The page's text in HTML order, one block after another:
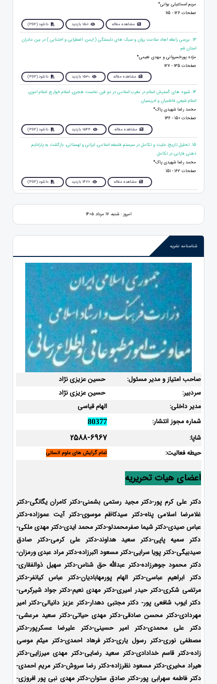
مریم اسماعیلی بوانی*
صفحات 126 - 115
مشاهده مقاله 1501 بازدید دانلود (PDF)
13. بررسی رابطه ابعاد سلامت روان و سبک های دلبستگی ( ایمن، اضطرابی و اجتنابی ) در بین مادران
استان قم
مژده پورخسروانی و مهدی نعیمی*
صفحات 135 - 127
مشاهده مقاله 1530 بازدید دانلود (PDF)
14. شیوه های گسترش اسلام در مغرب اسلامی در دو قرن نخست هجری، اسلام خوارج، اسلام اموی،
اسلام شیعی فاطمیان و ادریسیان
محمد رضا شهیدی پاک*
صفحات 150 - 136
مشاهده مقاله 1544 بازدید دانلود (PDF)
15. تحلیل تاریخ، علیت و تکامل در سیستم فلسفه اسلامی، ایرانی و لهستانی، بازگشت به پارادایم
ذهنی فارابی در تکامل
محمد رضا شهیدی پاک*
صفحات 162 - 151
مشاهده مقاله 1472 بازدید دانلود (PDF)
امروز : شنبه، ۱۷ مرداد ۱۴۰۵
شناسنامه نشریه
صاحب امتیاز و مدیر مسئول:
حسین عزیزی نژاد
سردبیر:
حسین عزیزی نژاد
مدیر داخلی:
الهام قیاسی
شماره مجوز انتشار:
80377
شاپا: 2588-6967
حیطه فعالیت: تمام گرایش های علوم انسانی
اعضای هیات تحریریه
دکتر علی کرم پور-دکتر مجید رستمی بشمنی-دکتر کامران یگانگی-دکتر
غلامرضا اسلامی پناه-دکتر سیدکاظم موسوی-دکتر آیت عموزاده-دکتر
عباس صیدی-دکتر شیما صفرمحمدلو-دکتر محمد ایدی-دکتر مهدی ملکی-
دکتر سمیه پاپی-دکتر سعید هداوند-دکتر علی کرمی-دکتر صادق
صیدبیگی-دکتر پویا سرایی-دکتر مسعود اکبرزاده-دکتر مراد عبدی ورمزان-
دکتر محمود جوهرزاده-دکتر عبدالله حق شناس-دکتر سهیل ذوالفقاری-
دکتر ابراهیم عباسی-دکتر الهام پورمهابادیان-دکتر عباس کیانفر-دکتر
مرتضی شکری-دکتر حیدر امیری-دکتر مهدی نعیم-دکتر جواد شیرکرمی-
دکتر ایوب شافعی پور- دکتر مجتبی دهدار-دکتر عزیز دانیالی-دکتر امیر
مهردادی-دکتر محسن صادقی-دکتر مهدی حیاتی-دکتر سعید مرعشی-
دکتر علی محمدی-دکتر امیر حسینی-دکتر علیرضا عسکرپور-دکتر
مصطفی نوری-دکتر رسول یاری-دکتر فرهاد احمدی-دکتر میثم موسی
زاده-دکتر قاسم خدادادی-دکتر سعید رضایی-دکتر مهدی میرزایی-دکتر
هیراد مخیری-دکتر مسعود نظرزاده-دکتر رضا سروش-دکتر مریم احمدی-
دکتر فاطمه سهرابی پور-دکتر صادق ستوان-دکتر مهدی نبی پور افروزی-